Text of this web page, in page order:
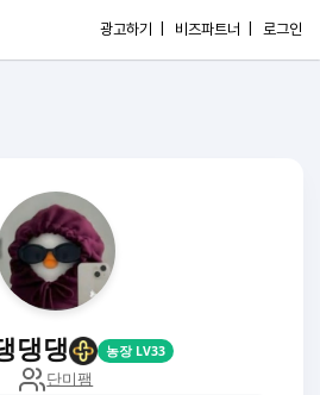
광고하기 | 비즈파트너 | 로그인
댕댕 농장 LV33
단미팸